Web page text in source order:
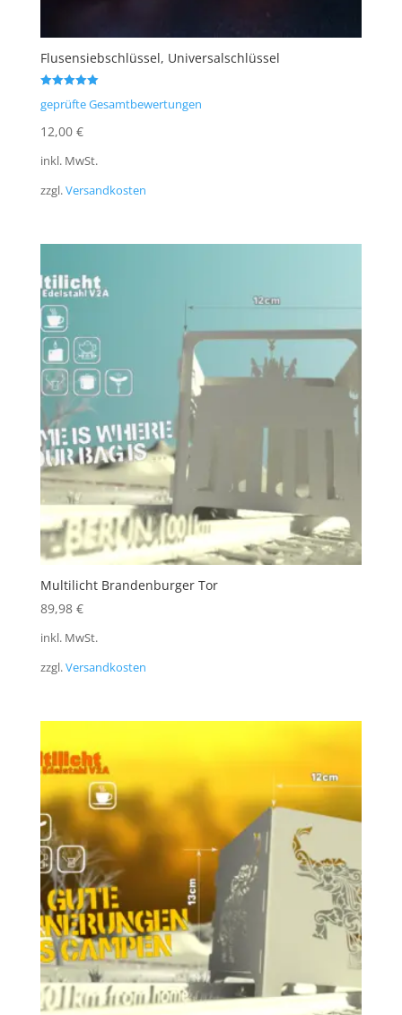
Flusensiebschlüssel, Universalschlüssel
5.00
geprüfte Gesamtbewertungen
12,00 €
inkl. MwSt.
zzgl.Versandkosten
Multilicht Brandenburger Tor
89,98 €
inkl. MwSt.
zzgl.Versandkosten